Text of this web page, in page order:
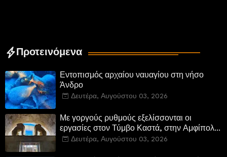
Προτεινόμενα
Εντοπισμός αρχαίου ναυαγίου στη νήσο
Άνδρο
Δευτέρα, Αυγούστου 03, 2026
Με γοργούς ρυθμούς εξελίσσονται οι
εργασίες στον Τύμβο Καστά, στην Αμφίπολη.
Αποδίδονται μνημεία της πόλης
Δευτέρα, Αυγούστου 03, 2026